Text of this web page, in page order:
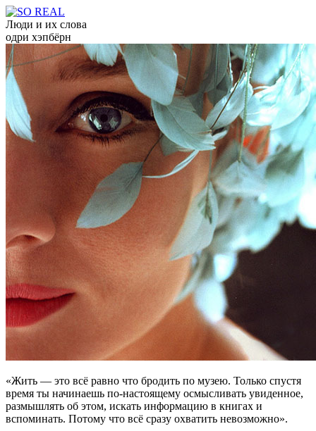
Люди и их слова
одри хэпбёрн
«Жить — это всё равно что бродить по музею. Только спустя
время ты начинаешь по-настоящему осмысливать увиденное,
размышлять об этом, искать информацию в книгах и
вспоминать. Потому что всё сразу охватить невозможно».